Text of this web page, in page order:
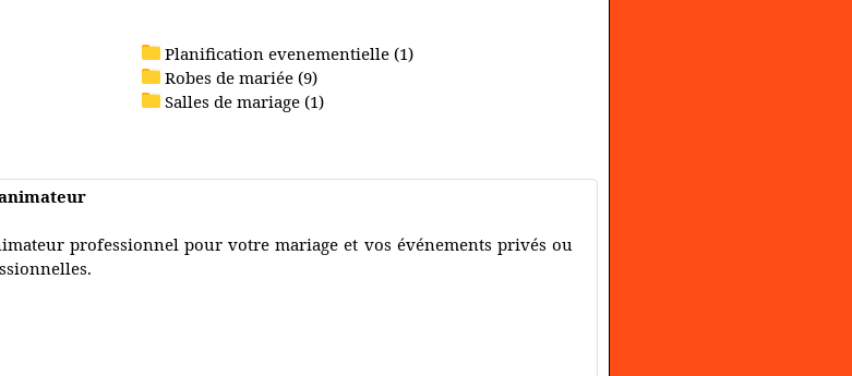
Planification evenementielle (1)
Robes de mariée (9)
Salles de mariage (1)
professionnel pour votre mariage et vos événements privés ou